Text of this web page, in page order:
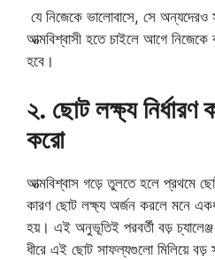
যে নিজেকে ভালোবাসে, সে
আত্মবিশ্বাসী হতে চাইলে আগে
হবে।
২. ছোট লক্ষ্য
করো
আত্মবিশ্বাস গড়ে তুলতে হলে প্রথমে
কারণ ছোট লক্ষ্য অর্জন করলে মনে
হয়। এই অনুভূতিই পরবর্তী বড়
ধীরে এই ছোট সাফল্যগুলো মিলিয়ে বড়